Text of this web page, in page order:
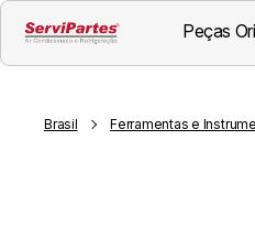
Peças
Brasil Ferramentas e